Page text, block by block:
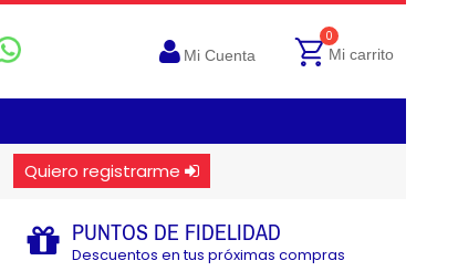
Mi Cuenta
0
Mi carrito
Quiero registrarme
PUNTOS DE FIDELIDAD
Descuentos en tus próximas compras